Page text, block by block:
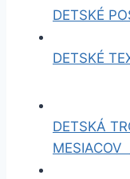
DETSKÉ
DETSKÉ
DETSKÁ
MESIACOV